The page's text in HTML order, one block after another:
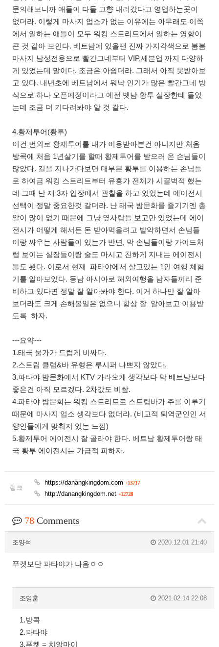
문의해보니까 애들이 다들 고향 내려갔다고 영업하는곳이
없더라. 이렇게 마사지 업소가 없는 이유에는 아무래도 이쪽
에서 일하는 애들이 모두 워킹 스트리트에서 일하는 영향이
큰 것 같아 보인다. 베트남에 있을땐 진짜 가지각색으로 붐붐
마사지 남성전용으로 빨간그네부터 VIP,세븐업 까지 다양하
게 있었는데 말이다. 조금은 아쉽더라. 그래서 아직 못받아보
고 있다. 내년초에 베트남에서 워낙 인기가 많은 빨간그네 방
식으로 하나 오픈예정이라고 예전 벳남 황투 실장한테 들었
는데 조금 더 기다려봐야 알 것 같다.
4.황제투어(황투)
이건 번외로 황제투어를 내가 이용받아본건 아니지만 처음
방콕에 처음 1년살기를 할때 황제투어를 받으러 온 손님들이
많았다. 길을 지나가다보면 대부분 황투를 이용하는 손님들
로 하여금 워킹 스트리트부터 유흥가 전체가 시끌벅적 했는
데 그때 난 제 3자 입장에서 관찰을 하고 있었는데 에이전시
선택이 정말 중요한것 같더라. 난 태국 밤문화를 즐기기엔 총
알이 많이 없기 때문에 그냥 옆사람들 보고만 있었는데 에이
전시가 어떻게 해서든 돈 받아먹을려고 발악하면서 손님들
이랑 싸우는 사람들이 있는가 반면, 막 손님들이랑 가이드처
럼 보이는 실장들이랑 술도 마시고 친하게 지내는 에이전시
들도 봤다. 이로서 현재 파타야에서 살고있는 1인 여행 체험
기를 알아보았다. 동남 아시아로 해외여행을 남자들끼리 준
비하고 있다면 정말 잘 알아봐야 한다. 이거 하나만 잘 알아
보더라도 크게 손해볼일은 없으니 항상 잘 알아보고 이용받
도록 하자.
---요약---
1.태국 물가가 드럽게 비싸다.
2.스트립 클럽&바 유형은 루시퍼 나쁘지 않았다.
3.파타야 밤문화에서 KTV 가라오케 생각보다 막 베트남보다
좋은건 아직 모르겠다. 2차값도 비쌈.
4.파타야 밤문화는 워킹 스트리트로 스트립바가 주를 이루기
때문에 마사지 업소 생각보다 없더라. (비교적 퇴역군인인 서
양인들에게 맞춰져 있는 느낌)
5.황제투어 에이전시 잘 골라야 한다. 베트남 황제투어랑 태
국 황투 에이전시는 가급적 피하자.
링크
https://danangkingdom.com +13717
http://danangkingdom.net +12728
78 Comments
조양석 2020.12.01 21:40
푸켓보단 파타야가 나음ㅇㅇ
조영훈 2021.02.14 22:08
1.방콕
2.파타야
3.푸켓 = 치앙마이